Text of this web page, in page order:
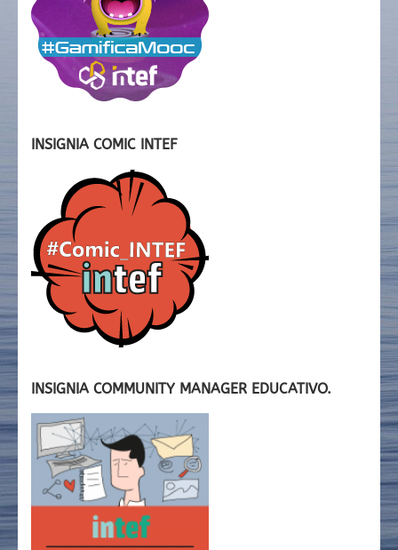
INSIGNIA COMIC INTEF
INSIGNIA COMMUNITY MANAGER EDUCATIVO.